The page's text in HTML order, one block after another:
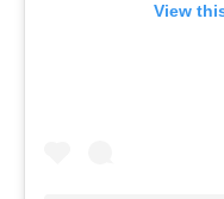
View